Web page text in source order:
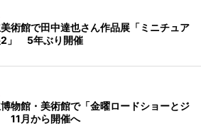
術館で田中達也さん作品展「ミニチュア
2」 5年ぶり開催
物館・美術館で「金曜ロードショーとジ
11月から開催へ